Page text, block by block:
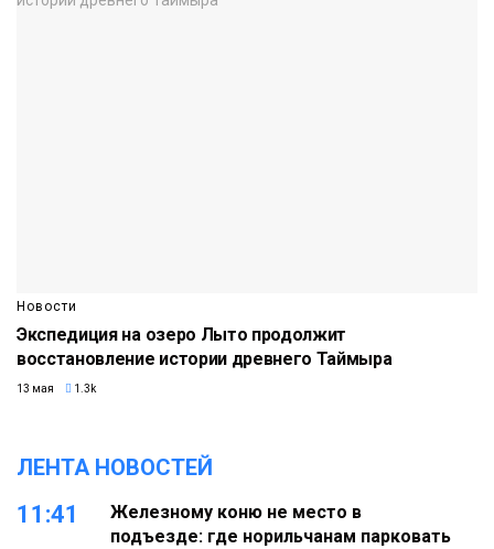
Новости
Экспедиция на озеро Лыто продолжит
восстановление истории древнего Таймыра
13 мая 1.3k
ЛЕНТА НОВОСТЕЙ
11:41
Железному коню не место в
подъезде: где норильчанам парковать